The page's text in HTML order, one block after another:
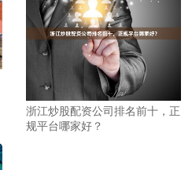
浙江炒股配资公司排名前十，正
规平台哪家好？